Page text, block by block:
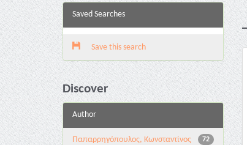
Saved Searches
Save this search
Discover
Author
72
Παπαρρηγόπουλος, Κωνσταντίνος